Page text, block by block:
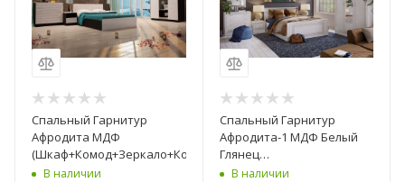
Спальный Гарнитур
Афродита МДФ
(Шкаф+Комод+Зеркало+Комод+Кровать+Тумбы)
В наличии
Спальный Гарнитур
Афродита-1 МДФ Белый
Глянец
В наличии